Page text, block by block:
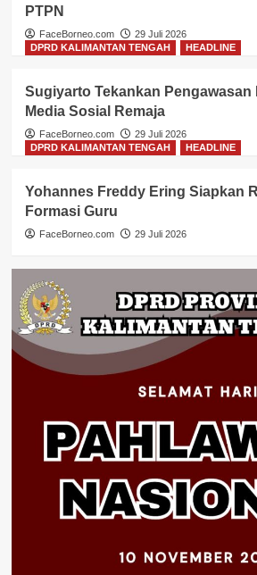
PTPN
FaceBorneo.com
29 Juli 2026
DPRD KALIMANTAN TENGAH
HEADLINE
Sugiyarto Tekankan Pengawasan
Media Sosial Remaja
FaceBorneo.com
29 Juli 2026
DPRD KALIMANTAN TENGAH
HEADLINE
Yohannes Freddy Ering Siapkan
Formasi Guru
FaceBorneo.com 29 Juli 2026